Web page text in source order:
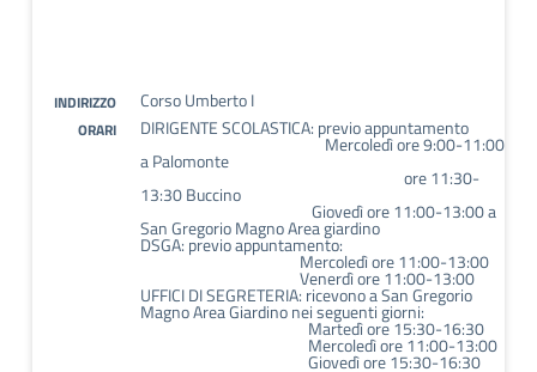
INDIRIZZO Corso Umberto I
ORARI DIRIGENTE SCOLASTICA: previo appuntamento
Mercoledì ore 9:00-11:00
a Palomonte
ore 11:30-
13:30 Buccino
Giovedì ore 11:00-13:00 a
San Gregorio Magno Area giardino
DSGA: previo appuntamento:
Mercoledì ore 11:00-13:00
Venerdì ore 11:00-13:00
UFFICI DI SEGRETERIA: ricevono a San Gregorio
Magno Area Giardino nei seguenti giorni:
Martedì ore 15:30-16:30
Mercoledì ore 11:00-13:00
Giovedì ore 15:30-16:30